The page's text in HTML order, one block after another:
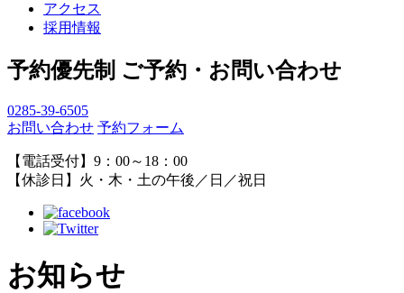
アクセス
採用情報
予約優先制 ご予約・お問い合わせ
0285-39-6505
お問い合わせ 予約フォーム
【電話受付】9：00～18：00
【休診日】火・木・土の午後／日／祝日
お知らせ